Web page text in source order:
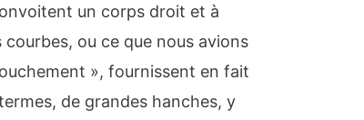
un corps droit et à
ou ce que nous avions
», fournissent en fait
de grandes hanches, y